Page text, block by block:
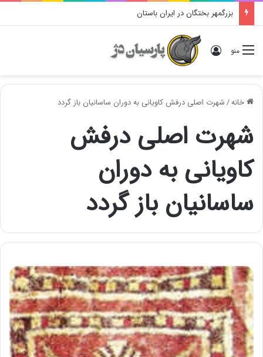
بزرگمهر بختگان در ایران باستان
منو ورود
خانه/شهرت اصلی درفش کاویانی به دوران ساسانیان باز گردد
شهرت اصلی درفش
کاویانی به دوران
ساسانیان باز گردد